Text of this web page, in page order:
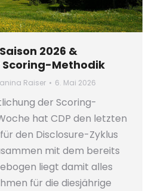
2026 &
Methodik
Raiser 6. Mai 2026
der Scoring-
hat CDP den letzten
den Disclosure-Zyklus
mit dem bereits
liegt damit alles
für die diesjährige